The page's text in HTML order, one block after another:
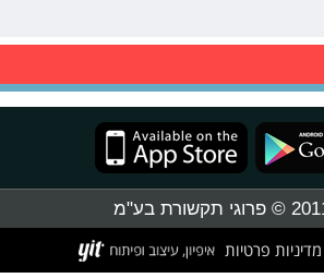
בע"מ
מדיניות פרטיות